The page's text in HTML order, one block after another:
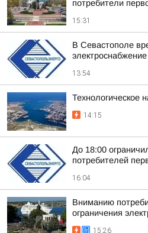
потребители
15:31
В Севастополе
электроснабжение
13:54
Технологическое
14:15
До 18:00
потребителей
16:04
Вниманию
ограничения
15:26